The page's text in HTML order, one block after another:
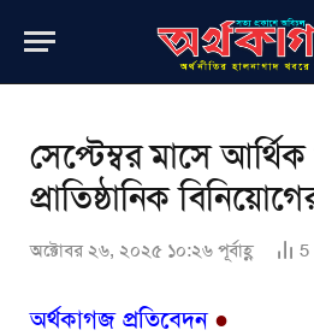
সেপ্টেম্বর মাসে
প্রাতিষ্ঠানিক
অক্টোবর ২৬, ২০২৫ ১০:২৬ পূর্বাহ্ণ 5
অর্থকাগজ প্রতিবেদন●